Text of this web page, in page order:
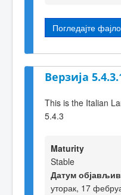
Погледајте
Верзија
This is the Italian
5.4.3
Maturity
Stable
Датум
уторак, 17